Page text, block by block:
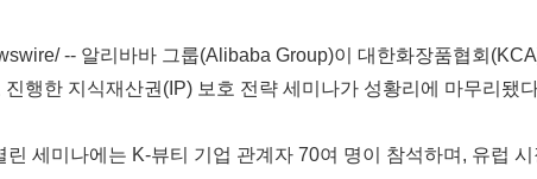
-- 알리바바 그룹(Alibaba Group)이 대한화장품협회
행한 지식재산권(IP) 보호 전략 세미나가 성황리에 마무리됐
세미나에는 K-뷰티 기업 관계자 70여 명이 참석하며, 유럽